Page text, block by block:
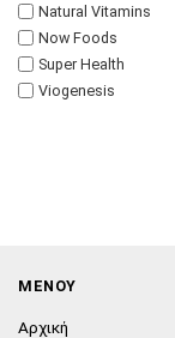
Natural Vitamins
Now Foods
Super Health
Viogenesis
ΜΕΝΟΥ
Αρχική